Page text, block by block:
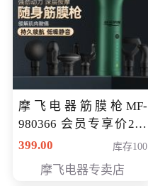
摩飞电器筋膜枪MF-
980366 会员专享价299
元
399.00 库存100
摩飞电器专卖店